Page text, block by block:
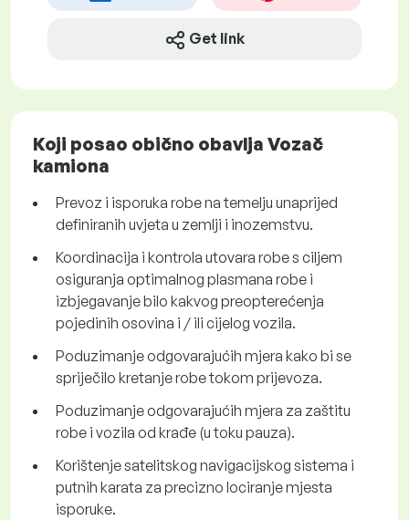
Get link
Koji posao obično obavlja Vozač
kamiona
Prevoz i isporuka robe na temelju unaprijed
definiranih uvjeta u zemlji i inozemstvu.
Koordinacija i kontrola utovara robe s ciljem
osiguranja optimalnog plasmana robe i
izbjegavanje bilo kakvog preopterećenja
pojedinih osovina i / ili cijelog vozila.
Poduzimanje odgovarajućih mjera kako bi se
spriječilo kretanje robe tokom prijevoza.
Poduzimanje odgovarajućih mjera za zaštitu
robe i vozila od krađe (u toku pauza).
Korištenje satelitskog navigacijskog sistema i
putnih karata za precizno lociranje mjesta
isporuke.